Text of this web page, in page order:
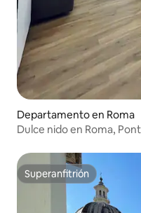
Departamento en Roma
Dulce nido en Roma,
Superanfitrión
Superanfitrión